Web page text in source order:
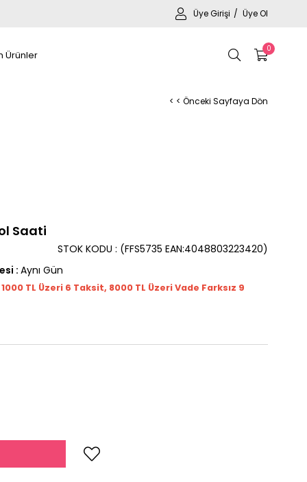
Üye Girişi Üye Ol
0
Ürünler
< < Önceki Sayfaya Dön
Saati
(FFS5735 EAN:4048803223420)
STOK KODU
: Aynı Gün
TL Üzeri 6 Taksit, 8000 TL Üzeri Vade Farksız 9